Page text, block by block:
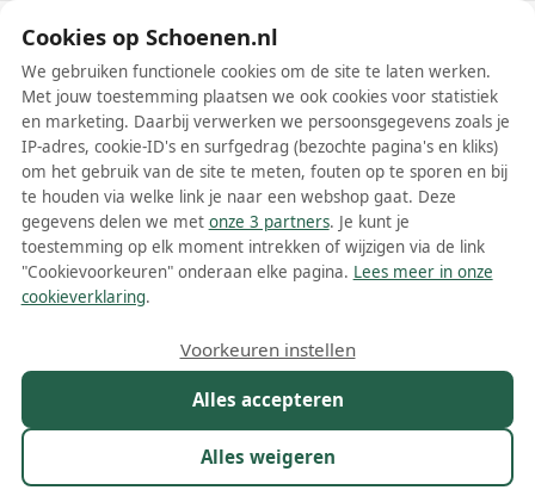
Schoenen.nl
Wis filters Alle filters
Gallucci schoenen
Meer lezen
Kleur Prijs
30 resultaten:
Cookies op Schoenen.nl
We gebruiken functionele cookies om de site te laten werken.
Met jouw toestemming plaatsen we ook cookies voor statistiek
en marketing. Daarbij verwerken we persoonsgegevens zoals je
IP-adres, cookie-ID's en surfgedrag (bezochte pagina's en kliks)
om het gebruik van de site te meten, fouten op te sporen en bij
te houden via welke link je naar een webshop gaat. Deze
gegevens delen we met onze 3 partners. Je kunt je
toestemming op elk moment intrekken of wijzigen via de link
"Cookievoorkeuren" onderaan elke pagina. Lees meer in onze
cookieverklaring.
Alles accepteren
Alles weigeren
Voorkeuren instellen